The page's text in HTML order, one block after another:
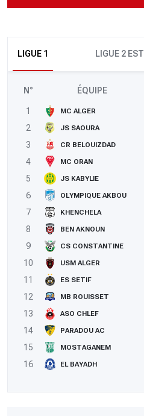
LIGUE 1 LIGUE 2 EST
N° ÉQUIPE
1 MC ALGER
2
JS SAOURA
3
CR BELOUIZDAD
4
MC ORAN
5
JS KABYLIE
6
OLYMPIQUE AKBOU
7
KHENCHELA
8
BEN AKNOUN
9
CS CONSTANTINE
10
USM ALGER
11
ES SETIF
12
MB ROUISSET
13
ASO CHLEF
14
PARADOU AC
15
MOSTAGANEM
16
EL BAYADH